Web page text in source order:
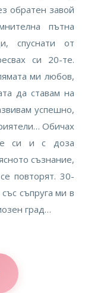
обратен завой
пътна
спуснати от
си 20-те.
ми любов,
да ставам на
успешнo,
Обичах
си и с доза
съзнание,
повторят. 30-
съпруга ми в
град…